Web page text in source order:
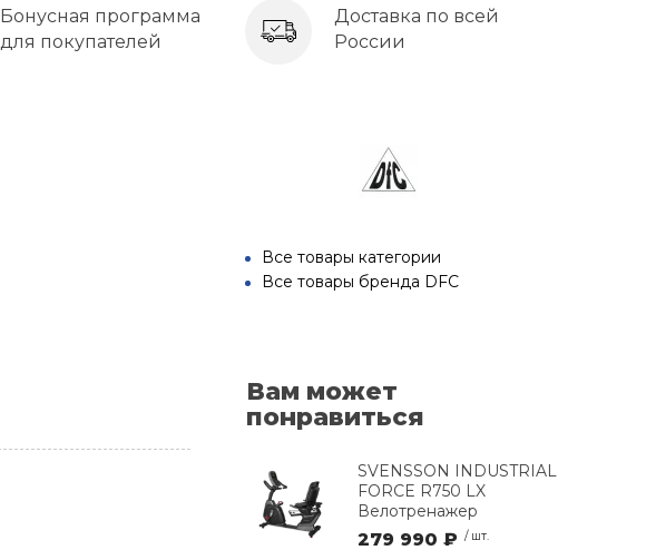
Бонусная программа
для покупателей
Доставка по всей
России
Все товары категории
Все товары бренда DFC
Вам может
понравиться
SVENSSON INDUSTRIAL
FORCE R750 LX
Велотренажер
279 990 ₽ / шт.